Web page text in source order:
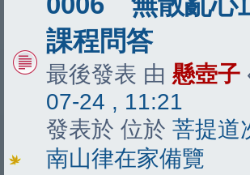
文
章
課程問答
最後發表 由 懸壺子
07-24 , 11:21
發表於 位於 菩提道
南山律在家備覽